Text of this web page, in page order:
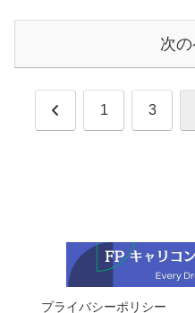
次
前 1 3
プライバシーポリシー